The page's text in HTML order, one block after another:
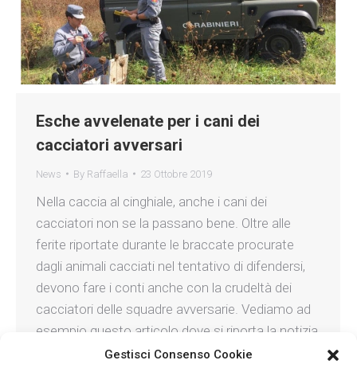
Gestisci Consenso Cookie
Esche avvelenate per i cani dei
cacciatori avversari
News By Raffaella 23 Ottobre 2019
Nella caccia al cinghiale, anche i cani dei
cacciatori non se la passano bene. Oltre alle
ferite riportate durante le braccate procurate
dagli animali cacciati nel tentativo di difendersi,
devono fare i conti anche con la crudeltà dei
cacciatori delle squadre avversarie. Vediamo ad
esempio questo articolo dove si riporta la notizia
che i cacciatori…